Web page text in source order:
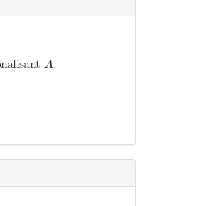
A
A.